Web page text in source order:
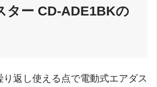
ター CD-ADE1BKの
返し使える点で電動式エアダス